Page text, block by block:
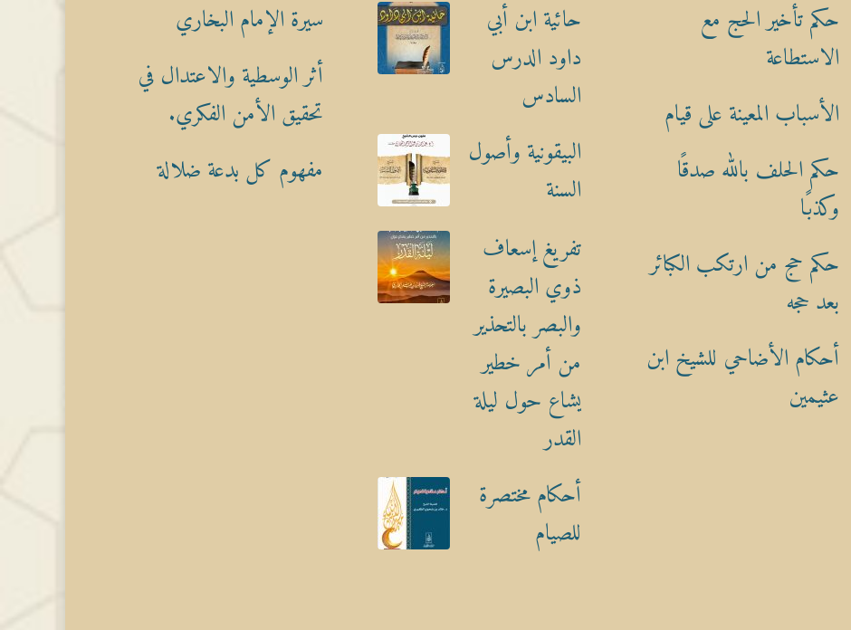
حكم تأخير الحج مع
الاستطاعة
الأسباب المعينة على قيام
حكم الحلف بالله صدقًا
وكذبًا
حكم حج من ارتكب الكبائر
بعد حجه
أحكام الأضاحي للشيخ ابن
عثيمين
حائية ابن أبي
داود الدرس
السادس
البيقونية وأصول
السنة
تفريغ إسعاف
ذوي البصيرة
والبصر بالتحذير
من أمر خطير
يشاع حول ليلة
القدر
أحكام مختصرة
للصيام
سيرة الإمام البخاري
أثر الوسطية والاعتدال في
تحقيق الأمن الفكري.
مفهوم كل بدعة ضلالة